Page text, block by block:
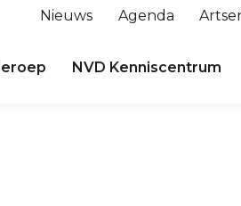
Nieuws Agenda
NVD Kenniscentrum